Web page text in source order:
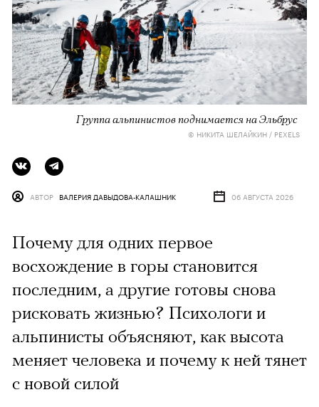
Группа альпинистов поднимается на Эльбрус
© НИКИТА ШЕЛАЙКИН / PEXELS
АВТОР ВАЛЕРИЯ ДАВЫДОВА-КАЛАШНИК 06 АВГУСТА 2026
Почему для одних первое
восхождение в горы становится
последним, а другие готовы снова
рисковать жизнью? Психологи и
альпинисты объясняют, как высота
меняет человека и почему к ней тянет
с новой силой